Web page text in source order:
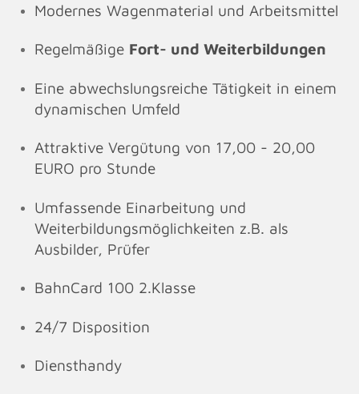
Modernes Wagenmaterial und Arbeitsmittel
Regelmäßige Fort- und Weiterbildungen
Eine abwechslungsreiche Tätigkeit in einem
dynamischen Umfeld
Attraktive Vergütung von 17,00 - 20,00
EURO pro Stunde
Umfassende Einarbeitung und
Weiterbildungsmöglichkeiten z.B. als
Ausbilder, Prüfer
BahnCard 100 2.Klasse
24/7 Disposition
Diensthandy